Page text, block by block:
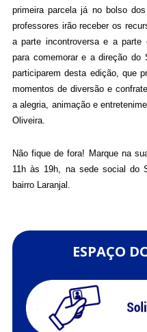
primeira parcela já no bolso
professores irão receber os
a parte incontroversa e a parte
para comemorar e a direção do
participarem desta edição, que
momentos de diversão e
a alegria, animação e
Oliveira.
Não fique de fora! Marque na
11h às 19h, na sede social do
bairro Laranjal.
ESPAÇO